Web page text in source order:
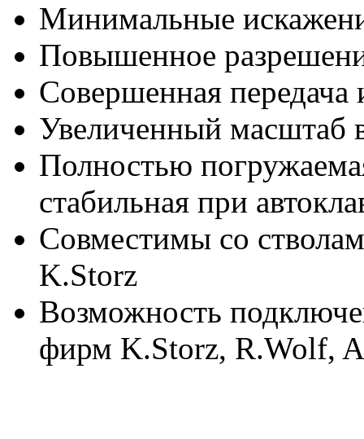
Минимальные
Повышенное
Совершенная передача
Увеличенный масштаб
Полностью
стабильная при
Совместимы со
K.Storz
Возможность
фирм K.Storz, R.Wolf,